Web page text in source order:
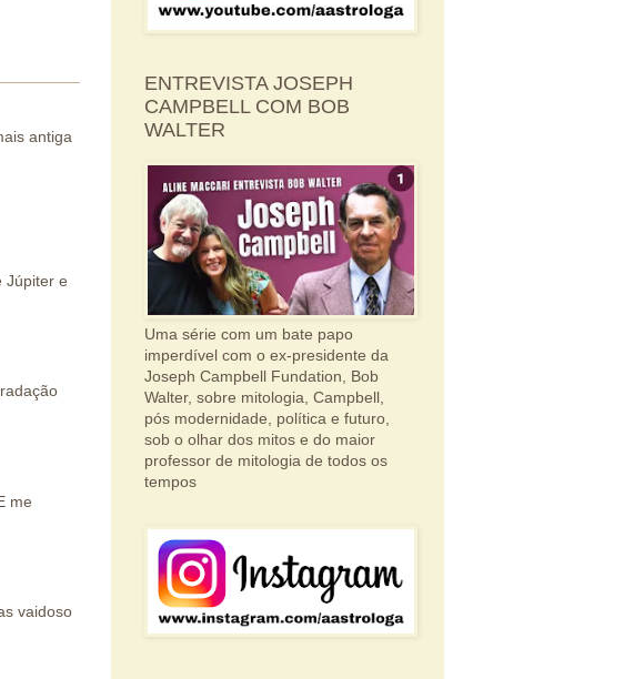
antiga
Júpiter e
me
vaidoso
ENTREVISTA JOSEPH
CAMPBELL COM BOB
WALTER
Uma série com um bate papo
imperdível com o ex-presidente da
Joseph Campbell Fundation, Bob
Walter, sobre mitologia, Campbell,
pós modernidade, política e futuro,
sob o olhar dos mitos e do maior
professor de mitologia de todos os
tempos